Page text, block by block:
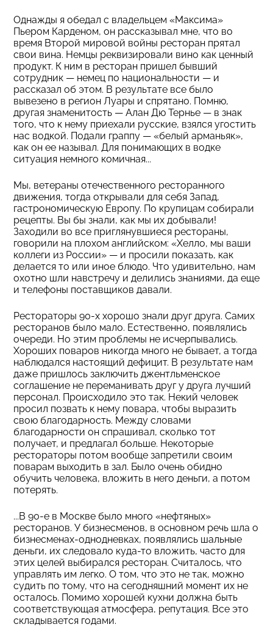
Однажды я обедал с владельцем «Максима»
Пьером Карденом, он рассказывал мне, что во
время Второй мировой войны ресторан прятал
свои вина. Немцы реквизировали вино как ценный
продукт. К ним в ресторан пришел бывший
сотрудник — немец по национальности — и
рассказал об этом. В результате все было
вывезено в регион Луары и спрятано. Помню,
другая знаменитость — Алан Дю Тернье — в знак
того, что к нему приехали русские, взялся угостить
нас водкой. Подали граппу — «белый арманьяк»,
как он ее называл. Для понимающих в водке
ситуация немного комичная...
Мы, ветераны отечественного ресторанного
движения, тогда открывали для себя Запад,
гастрономическую Европу. По крупицам собирали
рецепты. Вы бы знали, как мы их добывали!
Заходили во все приглянувшиеся рестораны,
говорили на плохом английском: «Хелло, мы ваши
коллеги из России» — и просили показать, как
делается то или иное блюдо. Что удивительно, нам
охотно шли навстречу и делились знаниями, да еще
и телефоны поставщиков давали.
Рестораторы 90-х хорошо знали друг друга. Самих
ресторанов было мало. Естественно, появлялись
очереди. Но этим проблемы не исчерпывались.
Хороших поваров никогда много не бывает, а тогда
наблюдался настоящий дефицит. В результате нам
даже пришлось заключить джентльменское
соглашение не переманивать друг у друга лучший
персонал. Происходило это так. Некий человек
просил позвать к нему повара, чтобы выразить
свою благодарность. Между словами
благодарности он спрашивал, сколько тот
получает, и предлагал больше. Некоторые
рестораторы потом вообще запретили своим
поварам выходить в зал. Было очень обидно
обучить человека, вложить в него деньги, а потом
потерять.
...В 90-е в Москве было много «нефтяных»
ресторанов. У бизнесменов, в основном речь шла о
бизнесменах-однодневках, появлялись шальные
деньги, их следовало куда-то вложить, часто для
этих целей выбирался ресторан. Считалось, что
управлять им легко. О том, что это не так, можно
судить по тому, что на сегодняшний момент их не
осталось. Помимо хорошей кухни должна быть
соответствующая атмосфера, репутация. Все это
складывается годами.